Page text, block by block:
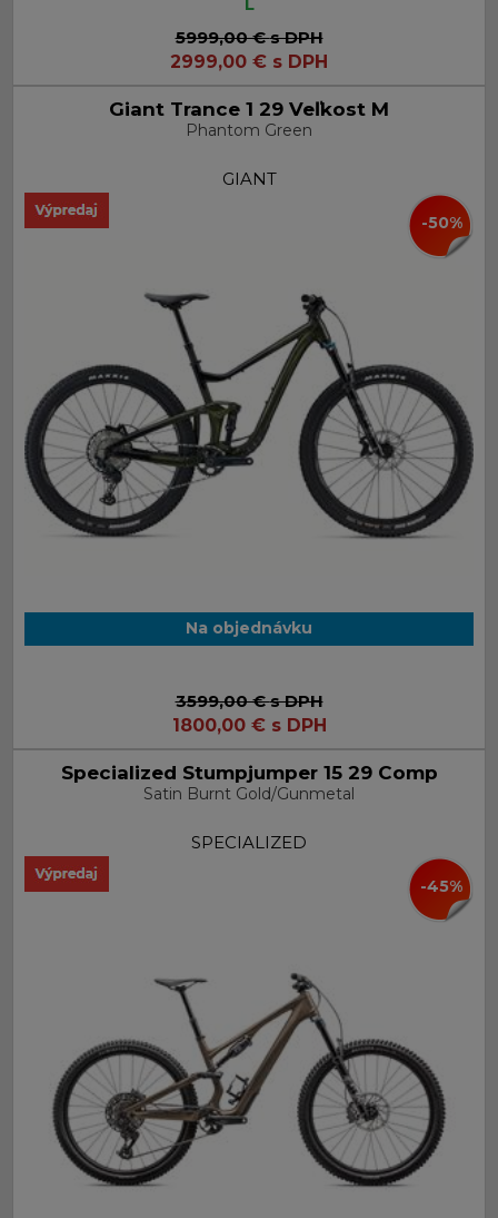
5999,00 €s DPH
2999,00 € s DPH
Giant Trance 1 29 Veľkost M
Phantom Green
GIANT
-50%
Na objednávku
3599,00 €s DPH
1800,00€ s DPH
Specialized Stumpjumper 15 29 Comp
Satin Burnt Gold/Gunmetal
SPECIALIZED
-45%